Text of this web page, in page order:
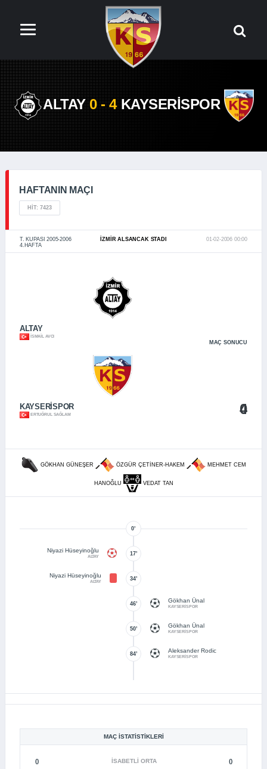
ALTAY 0 - 4 KAYSERİSPOR
HAFTANIN MAÇI
HIT: 7423
T. KUPASI 2005-2006
4.HAFTA
İZMIR ALSANCAK STADI 01-02-2006 00:00
ALTAY
İSMAIL AVCI
0
4
MAÇ SONUCU
KAYSERİSPOR
ERTUĞRUL SAĞLAM
GÖKHAN GÜNEŞER ÖZGÜR ÇETINER-HAKEM MEHMET CEM
HANOĞLU VEDAT TAN
0’
Niyazi Hüseyinoğlu
ALTAY 17’
Niyazi Hüseyinoğlu
ALTAY 34’
46’
Gökhan Ünal
KAYSERİSPOR
50’
Gökhan Ünal
KAYSERİSPOR
84’
Aleksander Rodic
KAYSERİSPOR
MAÇ İSTATISTIKLERI
() İSABETLI ORTA ()